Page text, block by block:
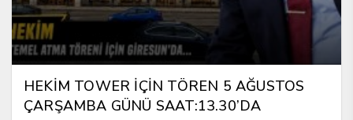
HEKİM TOWER İÇİN TÖREN 5 AĞUSTOS
ÇARŞAMBA GÜNÜ SAAT:13.30’DA